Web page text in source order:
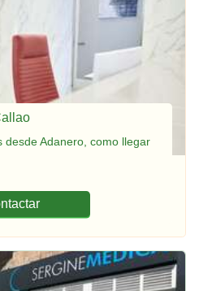
desde Adanero, como llegar